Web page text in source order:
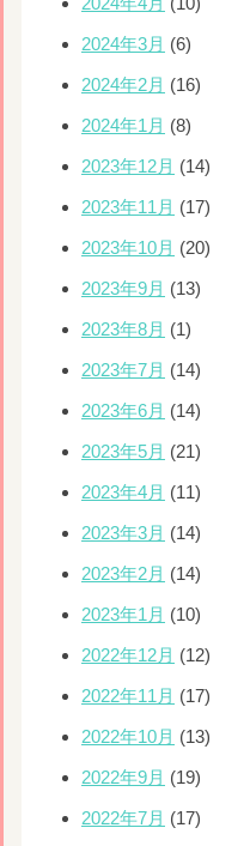
2024年3月 (6)
2024年2月 (16)
2024年1月 (8)
2023年12月 (14)
2023年11月 (17)
2023年10月 (20)
2023年9月 (13)
2023年8月 (1)
2023年7月 (14)
2023年6月 (14)
2023年5月 (21)
2023年4月 (11)
2023年3月 (14)
2023年2月 (14)
2023年1月 (10)
2022年12月 (12)
2022年11月 (17)
2022年10月 (13)
2022年9月 (19)
2022年7月 (17)